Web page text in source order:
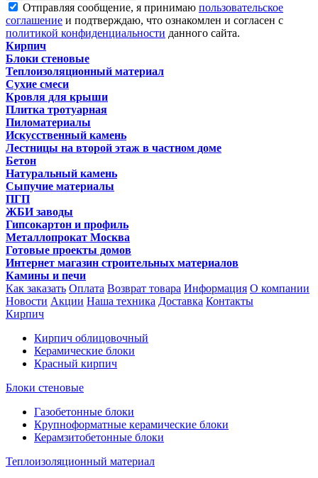
Отправляя сообщение, я принимаю пользовательское
соглашение и подтверждаю, что ознакомлен и согласен с
политикой конфиденциальности данного сайта.
Кирпич
Блоки стеновые
Теплоизоляционный материал
Сухие смеси
Кровля для крыши
Плитка тротуарная
Пиломатериалы
Искусственный камень
Лестницы на второй этаж в частном доме
Бетон
Натуральный камень
Сыпучие материалы
ПГП
ЖБИ заводы
Гипсокартон и профиль
Металлопрокат Москва
Готовые проекты домов
Интернет магазин строительных материалов
Камины и печи
Как заказать Оплата Возврат товара Информация О компании
Новости Акции Наша техника Доставка Контакты
Кирпич
Кирпич облицовочный
Керамические блоки
Красный кирпич
Блоки стеновые
Газобетонные блоки
Крупноформатные керамические блоки
Керамзитобетонные блоки
Теплоизоляционный материал